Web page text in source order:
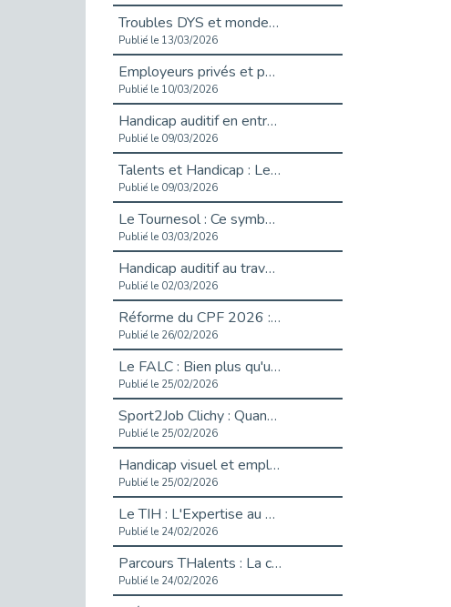
Troubles DYS et monde du travail : mieux comprendre pour mieux accompagner _ vidéo
Publié le 13/03/2026
Employeurs privés et publics : vigilance face aux démarchages liés à l’OETH en 2026
Publié le 10/03/2026
Handicap auditif en entreprise, aménagements pour sécuriser la communication - vidéo
Publié le 09/03/2026
Talents et Handicap : Le Top 10 des métiers plébiscités dans les Hauts-de-Seine
Publié le 09/03/2026
Le Tournesol : Ce symbole discret qui change la vie des personnes en situation de handicap invisible
Publié le 03/03/2026
Handicap auditif au travail : rendre l’invisible accessible
Publié le 02/03/2026
Réforme du CPF 2026 : Ce qui change ce printemps pour vos droits à la formation
Publié le 26/02/2026
Le FALC : Bien plus qu'une écriture, un levier d'inclusion
Publié le 25/02/2026
Sport2Job Clichy : Quand le terrain devient le plus beau des bureaux
Publié le 25/02/2026
Handicap visuel et emploi : lever les obstacles pour révéler les - vidéo
Publié le 25/02/2026
Le TIH : L'Expertise au Service de l'Inclusion
Publié le 24/02/2026
Parcours THalents : La complémentarité au service de l'Emploi.
Publié le 24/02/2026